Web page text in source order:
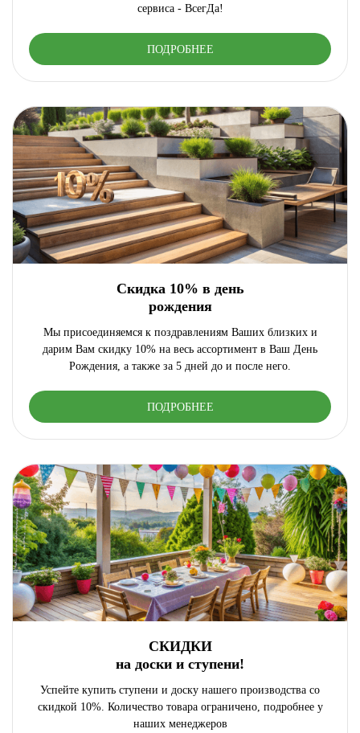
сервиса - ВсегДа!
ПОДРОБНЕЕ
Скидка 10% в день
рождения
Мы присоединяемся к поздравлениям Ваших близких и
дарим Вам скидку 10% на весь ассортимент в Ваш День
Рождения, а также за 5 дней до и после него.
ПОДРОБНЕЕ
СКИДКИ
на доски и ступени!
Успейте купить ступени и доску нашего производства со
скидкой 10%. Количество товара ограничено, подробнее у
наших менеджеров